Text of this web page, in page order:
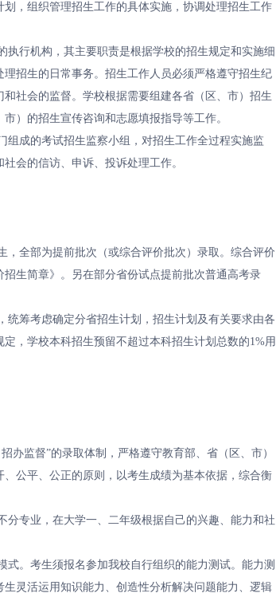
，组织管理招生工作的具体实施，协调处理招生工作
行机构，其主要职责是根据学校的招生规定和实施细
招生的日常事务。招生工作人员必须严格遵守招生纪
社会的监督。学校根据需要组建各省（区、市）招生
）的招生宣传咨询和志愿填报指导等工作。
组成的考试招生监察小组，对招生工作全过程实施监
会的信访、申诉、投诉处理工作。
，全部为提前批次（或综合评价批次）录取。综合评价
生简章》。另在部分省份试点提前批次普通高考录
统筹考虑确定分省招生计划，招生计划及有关要求由各
，学校本科招生预留不超过本科招生计划总数的1%用
办监督”的录取体制，严格遵守教育部、省（区、市）
公平、公正的原则，以考生成绩为基本依据，综合衡
分专业，在大学一、二年级根据自己的兴趣、能力和社
。考生须报名参加我校自行组织的能力测试。能力测
灵活运用知识能力、创造性分析解决问题能力、逻辑